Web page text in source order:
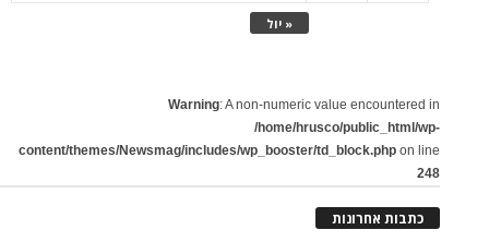
« יול
Warning: A non-numeric value encountered in
/home/hrusco/public_html/wp-
content/themes/Newsmag/includes/wp_booster/td_block.php on line
248
כתבות אחרונות